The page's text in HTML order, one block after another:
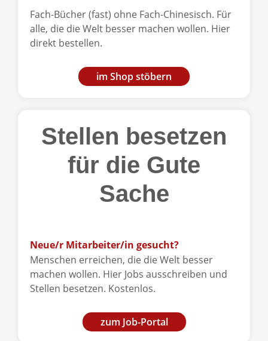
Fach-Bücher (fast) ohne Fach-Chinesisch. Für
alle, die die Welt besser machen wollen. Hier
direkt bestellen.
im Shop stöbern
Stellen besetzen
für die Gute
Sache
Neue/r Mitarbeiter/in gesucht?
Menschen erreichen, die die Welt besser
machen wollen. Hier Jobs ausschreiben und
Stellen besetzen. Kostenlos.
zum Job-Portal